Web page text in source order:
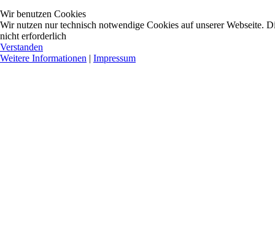
Wir benutzen Cookies
Wir nutzen nur technisch notwendige Cookies auf unserer Webseite.
nicht erforderlich
Verstanden
Weitere Informationen | Impressum